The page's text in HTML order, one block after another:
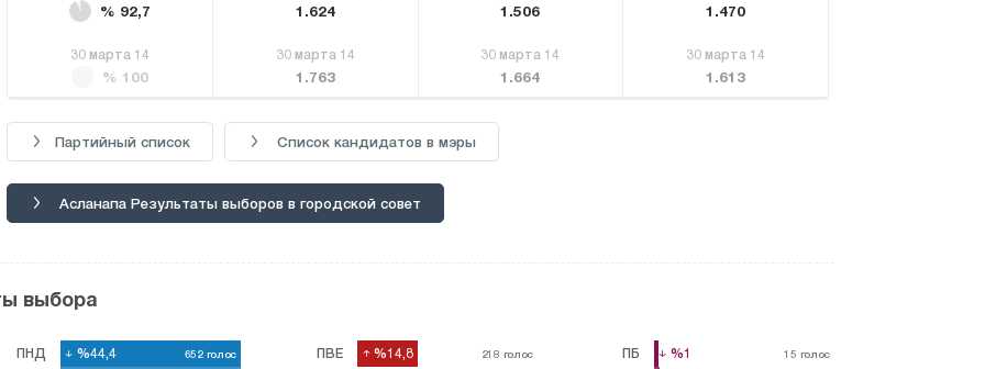
% 92,7 1.624 1.506 1.470
30 марта 14
% 100
30 марта 14
1.763
30 марта 14
1.664
30 марта 14
1.613
Партийный список Список кандидатов в мэры
Асланапа Результаты выборов в городской совет
выбора
ПНД %44,4 652 голос
%44,4 652 голос ПВЕ %14,8 218 голос
%14,8 218 голос ПБ %1 15 голос
%1 15 голос